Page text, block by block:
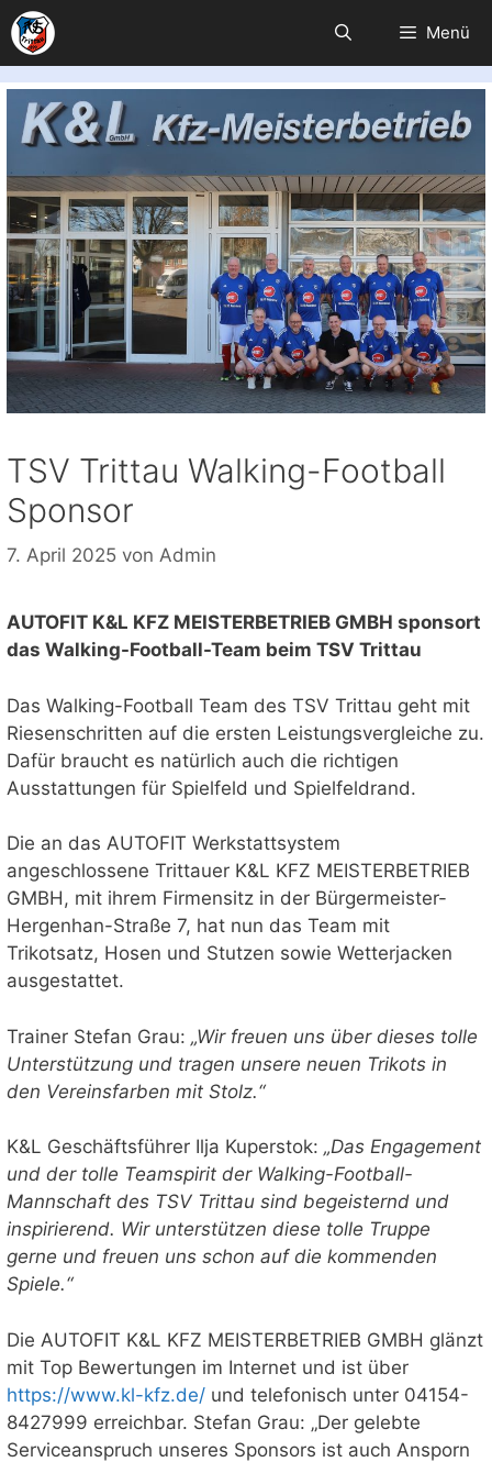
Zum
Inhalt
springen
Menü
TSV Trittau Walking-Football
Sponsor
7. April 2025 von Admin
AUTOFIT K&L KFZ MEISTERBETRIEB GMBH sponsort
das Walking-Football-Team beim TSV Trittau
Das Walking-Football Team des TSV Trittau geht mit
Riesenschritten auf die ersten Leistungsvergleiche zu.
Dafür braucht es natürlich auch die richtigen
Ausstattungen für Spielfeld und Spielfeldrand.
Die an das AUTOFIT Werkstattsystem
angeschlossene Trittauer K&L KFZ MEISTERBETRIEB
GMBH, mit ihrem Firmensitz in der Bürgermeister-
Hergenhan-Straße 7, hat nun das Team mit
Trikotsatz, Hosen und Stutzen sowie Wetterjacken
ausgestattet.
Trainer Stefan Grau: „Wir freuen uns über dieses tolle
Unterstützung und tragen unsere neuen Trikots in
den Vereinsfarben mit Stolz.“
K&L Geschäftsführer Ilja Kuperstok: „Das Engagement
und der tolle Teamspirit der Walking-Football-
Mannschaft des TSV Trittau sind begeisternd und
inspirierend. Wir unterstützen diese tolle Truppe
gerne und freuen uns schon auf die kommenden
Spiele.“
Die AUTOFIT K&L KFZ MEISTERBETRIEB GMBH glänzt
mit Top Bewertungen im Internet und ist über
https://www.kl-kfz.de/ und telefonisch unter 04154-
8427999 erreichbar. Stefan Grau: „Der gelebte
Serviceanspruch unseres Sponsors ist auch Ansporn